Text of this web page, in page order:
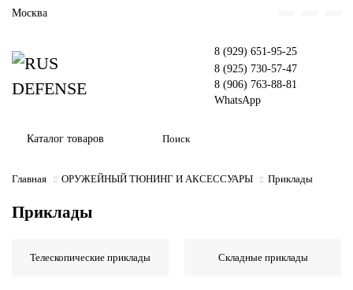
Москва
8 (929) 651-95-25
8 (925) 730-57-47
8 (906) 763-88-81
WhatsApp
Каталог товаров
Главная ОРУЖЕЙНЫЙ ТЮНИНГ И АКСЕССУАРЫ Приклады
Приклады
Телескопические приклады Складные приклады